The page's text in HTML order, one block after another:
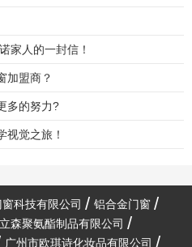
家人的一封信！
加盟商？
多的努力?
视觉之旅！
科技有限公司
铝合金门窗
森聚氨酯制品有限公司
广州市欧琪诗化妆品有限公司